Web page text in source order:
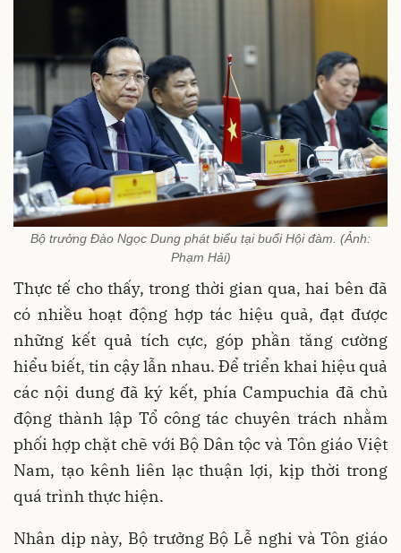
Bộ trưởng Đào Ngọc Dung phát biểu tại buổi Hội đàm. (Ảnh:
Phạm Hải)
Thực tế cho thấy, trong thời gian qua, hai bên đã
có nhiều hoạt động hợp tác hiệu quả, đạt được
những kết quả tích cực, góp phần tăng cường
hiểu biết, tin cậy lẫn nhau. Để triển khai hiệu quả
các nội dung đã ký kết, phía Campuchia đã chủ
động thành lập Tổ công tác chuyên trách nhằm
phối hợp chặt chẽ với Bộ Dân tộc và Tôn giáo Việt
Nam, tạo kênh liên lạc thuận lợi, kịp thời trong
quá trình thực hiện.
Nhân dịp này, Bộ trưởng Bộ Lễ nghi và Tôn giáo